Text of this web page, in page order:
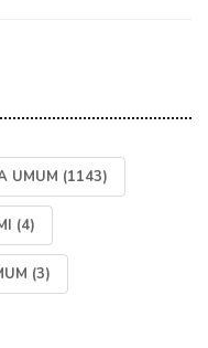
UMUM (1143)
(4)
(3)